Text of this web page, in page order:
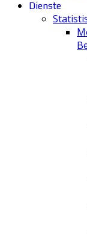
Dienste